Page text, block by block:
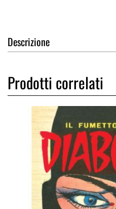
Descrizione
Prodotti correlati